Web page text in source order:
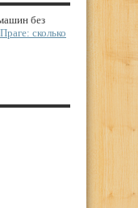
без
сколько